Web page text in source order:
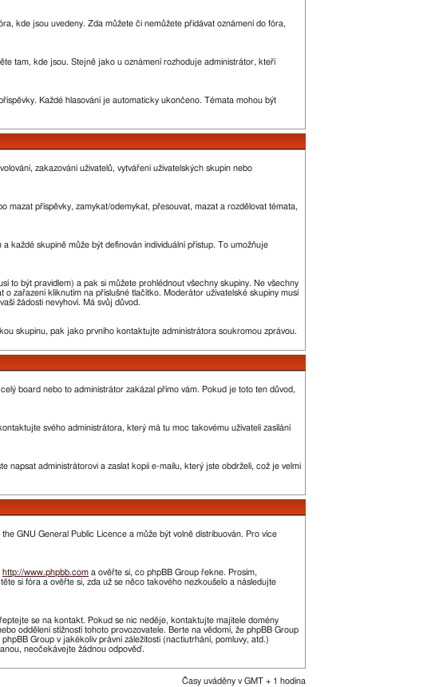
kde jsou uvedeny. Zda můžete či nemůžete přidávat oznámení do fóra,
tam, kde jsou. Stejně jako u oznámení rozhoduje administrátor, kteří
Každé hlasování je automaticky ukončeno. Témata mohou být
zakazování uživatelů, vytváření uživatelských skupin nebo
příspěvky, zamykat/odemykat, přesouvat, mazat a rozdělovat témata,
každé skupině může být definován individuální přístup. To umožňuje
to být pravidlem) a pak si můžete prohlédnout všechny skupiny. Ne všechny
zařazení kliknutím na příslušné tlačítko. Moderátor uživatelské skupiny musí
žádosti nevyhoví. Má svůj důvod.
skupinu, pak jako prvního kontaktujte administrátora soukromou zprávou.
board nebo to administrátor zakázal přímo vám. Pokud je toto ten důvod,
svého administrátora, který má tu moc takovému uživateli zasílání
napsat administrátorovi a zaslat kopii e-mailu, který jste obdrželi, což je velmi
the GNU General Public Licence a může být volně distribuován. Pro více
http://www.phpbb.com a ověřte si, co phpBB Group řekne. Prosím,
si fóra a ověřte si, zda už se něco takového nezkoušelo a následujte
se na kontakt. Pokud se nic neděje, kontaktujte majitele domény
oddělení stížností tohoto provozovatele. Berte na vědomí, že phpBB Group
Group v jakékoliv právní záležitosti (nactiutrhání, pomluvy, atd.)
neočekávejte žádnou odpověď.
Časy uváděny v GMT + 1 hodina